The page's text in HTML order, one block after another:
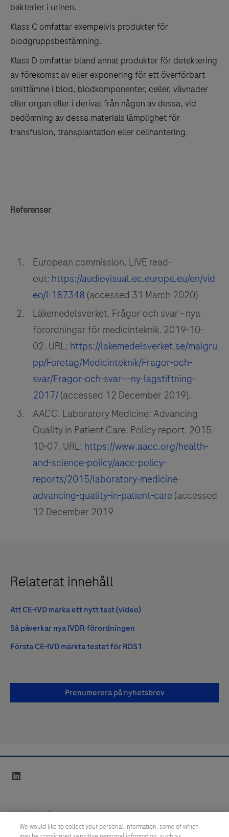
bakterier i urinen.
Klass C omfattar exempelvis produkter för
blodgruppsbestämning.
Klass D omfattar bland annat produkter för detektering
av förekomst av eller exponering för ett överförbart
smittämne i blod, blodkomponenter, celler, vävnader
eller organ eller i derivat från någon av dessa, vid
bedömning av dessa materials lämplighet för
transfusion, transplantation eller cellhantering.
Referenser
European commission, LIVE read-
out: https://audiovisual.ec.europa.eu/en/vid
eo/I-187348 (accessed 31 March 2020)
Läkemedelsverket. Frågor och svar - nya
förordningar för medicinteknik. 2019-10-
02. URL: https://lakemedelsverket.se/malgru
pp/Foretag/Medicinteknik/Fragor-och-
svar/Fragor-och-svar---ny-lagstiftning-
2017/(accessed 12 December 2019).
AACC. Laboratory Medicine: Advancing
Quality in Patient Care. Policy report. 2015-
10-07. URL: https://www.aacc.org/health-
and-science-policy/aacc-policy-
reports/2015/laboratory-medicine-
advancing-quality-in-patient-care(accessed
12 December 2019
Relaterat innehåll
Att CE-IVD märka ett nytt test (video)
Så påverkar nya IVDR-förordningen
Första CE-IVD märkta testet för ROS1
Prenumerera på nyhetsbrev
Integritetspolicy
We would like to collect your personal information, some of which